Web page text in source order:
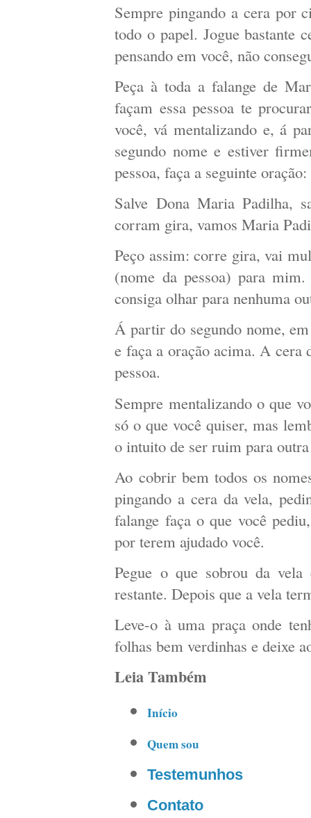
Sempre pingando a cera por
todo o papel. Jogue bastante
pensando em você, não
Peça à toda a falange de
façam essa pessoa te
você, vá mentalizando e, á
segundo nome e estiver
pessoa, faça a seguinte oração:
Salve Dona Maria Padilha,
corram gira, vamos Maria
Peço assim: corre gira, vai
(nome da pessoa) para
consiga olhar para nenhuma
Á partir do segundo nome,
e faça a oração acima. A cera
pessoa.
Sempre mentalizando o que
só o que você quiser, mas
o intuito de ser ruim para outra
Ao cobrir bem todos os
pingando a cera da vela,
falange faça o que você
por terem ajudado você.
Pegue o que sobrou da
restante. Depois que a vela
Leve-o à uma praça onde
folhas bem verdinhas e deixe
Leia Também
Início
Quem sou
Testemunhos
Contato